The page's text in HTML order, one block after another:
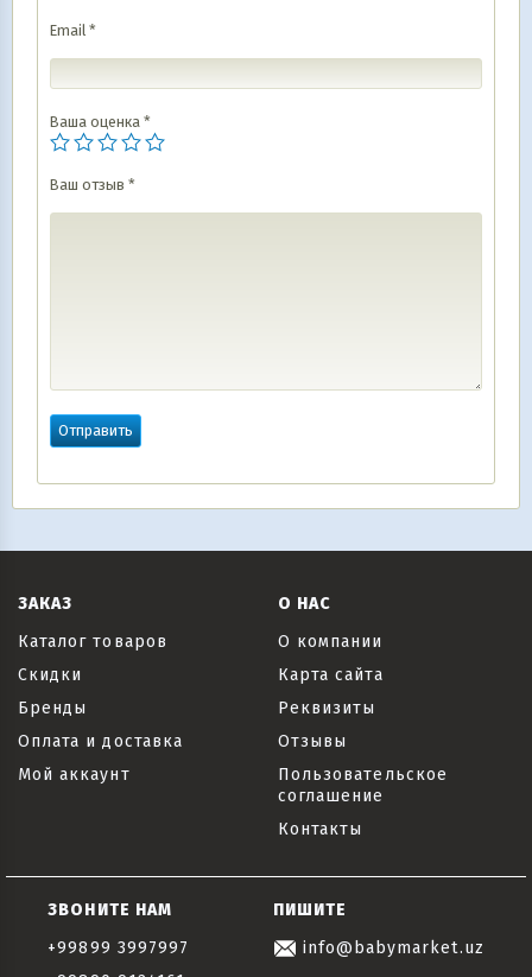
Email *
Ваша оценка *
Ваш отзыв *
ЗАКАЗ
Каталог товаров
Скидки
Бренды
Оплата и доставка
Мой аккаунт
О НАС
О компании
Карта сайта
Реквизиты
Отзывы
Пользовательское
соглашение
Контакты
ЗВОНИТЕ НАМ
+99899 3997997
ПИШИТЕ
info@babymarket.uz